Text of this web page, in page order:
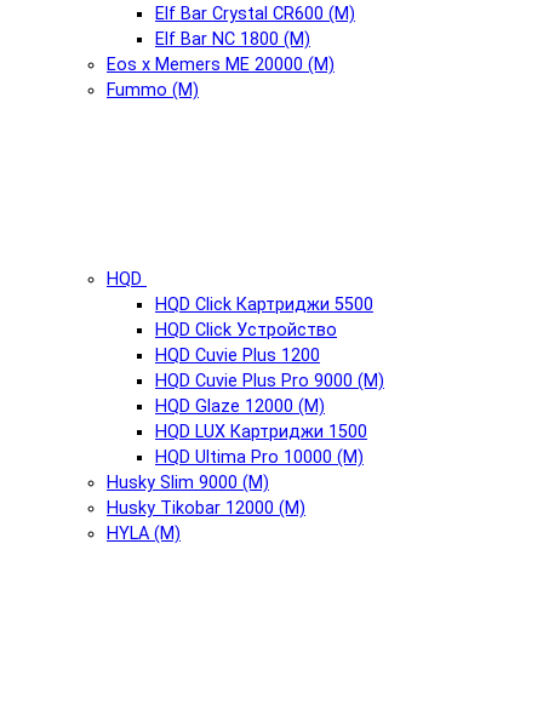
Elf Bar Crystal CR600 (М)
Elf Bar NC 1800 (М)
Eos x Memers ME 20000 (М)
Fummo (М)
HQD
HQD Click Картриджи 5500
HQD Click Устройство
HQD Cuvie Plus 1200
HQD Cuvie Plus Pro 9000 (М)
HQD Glaze 12000 (М)
HQD LUX Картриджи 1500
HQD Ultima Pro 10000 (М)
Husky Slim 9000 (М)
Husky Tikobar 12000 (М)
HYLA (М)